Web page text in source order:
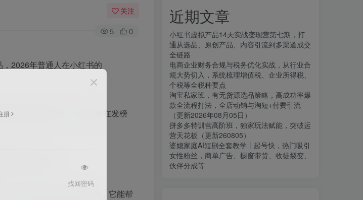
关注
5 0
此类)和知识IP，每个月都在发榜
看到成绩单了。
且我们教你原创虚拟产品，它能帮
近期文章
小红书虚拟产品14天实战变现营第七期，打
通从选品、原创产品、内容引流到多渠道成交
全链路
电商企业财务合规与税务优化实战，从行业合
规大势切入，系统梳理增值税、企业所得税、
个税等全税种要点
淘宝私家班，有无货源选品策略，高成功率爆
款全流程打法，全店动销与淘短+付费引流
（更新2026年08月05日）
拼多多特训营高阶班，独家玩法赋能，突破运
营天花板（更新260805）
婆媳家庭AI短剧全套教学丨起号快，热门吸引
女性粉丝，商单广告、橱窗带货、收徒裂变、
伙伴分成等
册
找回密码